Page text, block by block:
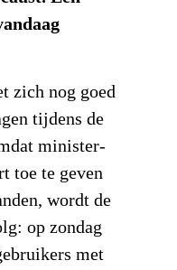
zich nog goed
tijdens de
minister-
toe te geven
wordt de
op zondag
met